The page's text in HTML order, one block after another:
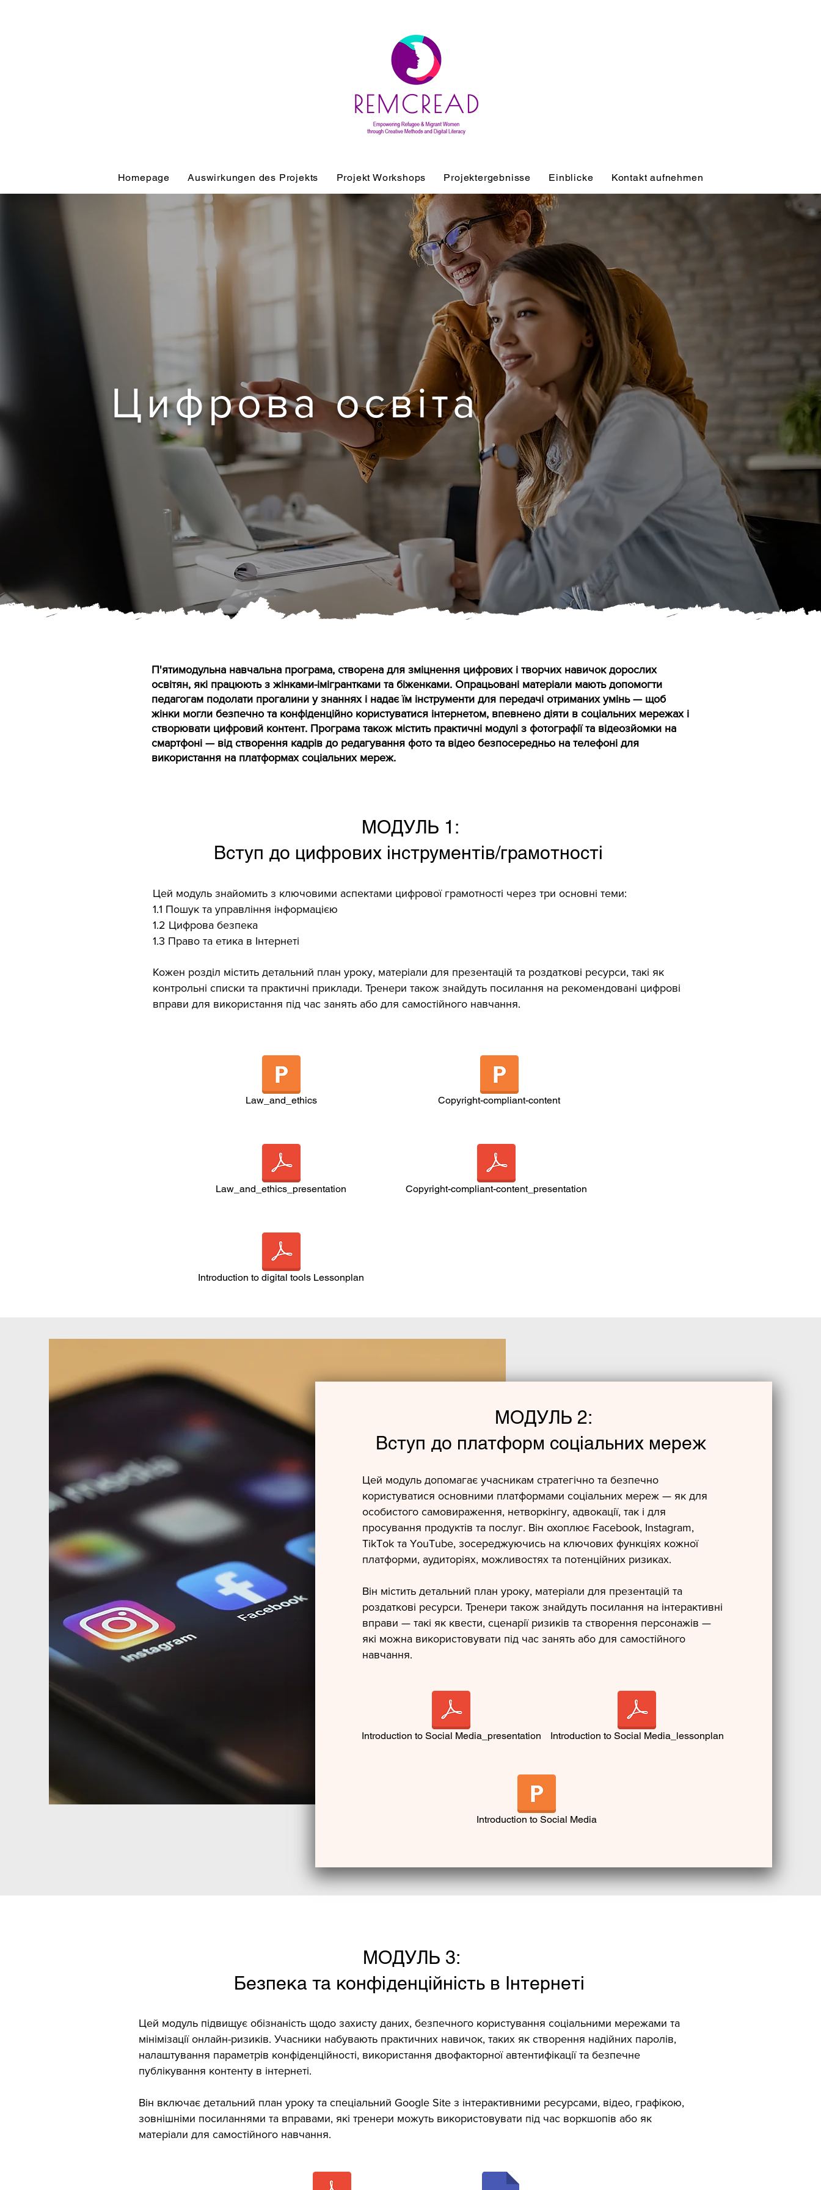
Homepage Auswirkungen des Projekts Projekt Workshops Projektergebnisse Einblicke Kontakt aufnehmen
Цифрова освіта
П'ятимодульна навчальна програма, створена для зміцнення цифрових і творчих навичок дорослих
освітян, які працюють з жінками-імігрантками та біженками. Опрацьовані матеріали мають допомогти
педагогам подолати прогалини у знаннях і надає їм інструменти для передачі отриманих умінь — щоб
жінки могли безпечно та конфіденційно користуватися інтернетом, впевнено діяти в соціальних мережах і
створювати цифровий контент. Програма також містить практичні модулі з фотографії та відеозйомки на
смартфоні — від створення кадрів до редагування фото та відео безпосередньо на телефоні для
використання на платформах соціальних мереж.
МОДУЛЬ 1:
Вступ до цифрових інструментів/грамотності
Цей модуль знайомить з ключовими аспектами цифрової грамотності через три основні теми:
1.1 Пошук та управління інформацією
1.2 Цифрова безпека
1.3 Право та етика в Інтернеті
Кожен розділ містить детальний план уроку, матеріали для презентацій та роздаткові ресурси, такі як
контрольні списки та практичні приклади. Тренери також знайдуть посилання на рекомендовані цифрові
вправи для використання під час занять або для самостійного навчання.
Law_and_ethics
Law_and_ethics_presentation
Copyright-compliant-content
Copyright-compliant-content_presentation
Introduction to digital tools Lessonplan
МОДУЛЬ 2:
Вступ до платформ соціальних мереж
Цей модуль допомагає учасникам стратегічно та безпечно
користуватися основними платформами соціальних мереж — як для
особистого самовираження, нетворкінгу, адвокації, так і для
просування продуктів та послуг. Він охоплює Facebook, Instagram,
TikTok та YouTube, зосереджуючись на ключових функціях кожної
платформи, аудиторіях, можливостях та потенційних ризиках.
Він містить детальний план уроку, матеріали для презентацій та
роздаткові ресурси. Тренери також знайдуть посилання на інтерактивні
вправи — такі як квести, сценарії ризиків та створення персонажів —
які можна використовувати під час занять або для самостійного
навчання.
Introduction to Social Media_presentation Introduction to Social Media_lessonplan
Introduction to Social Media
МОДУЛЬ 3:
Безпека та конфіденційність в Інтернеті
Цей модуль підвищує обізнаність щодо захисту даних, безпечного користування соціальними мережами та
мінімізації онлайн-ризиків. Учасники набувають практичних навичок, таких як створення надійних паролів,
налаштування параметрів конфіденційності, використання двофакторної автентифікації та безпечне
публікування контенту в інтернеті.
Він включає детальний план уроку та спеціальний Google Site з інтерактивними ресурсами, відео, графікою,
зовнішніми посиланнями та вправами, які тренери можуть використовувати під час воркшопів або як
матеріали для самостійного навчання.